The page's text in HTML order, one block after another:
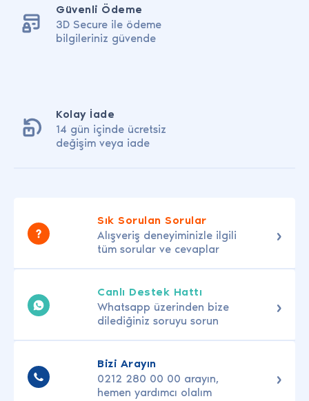
Güvenli Ödeme
3D Secure ile ödeme
bilgileriniz güvende
Kolay İade
14 gün içinde ücretsiz
değişim veya iade
Sık Sorulan Sorular
Alışveriş deneyiminizle ilgili
tüm sorular ve cevaplar
Canlı Destek Hattı
Whatsapp üzerinden bize
dilediğiniz soruyu sorun
Bizi Arayın
0212 280 00 00 arayın,
hemen yardımcı olalım